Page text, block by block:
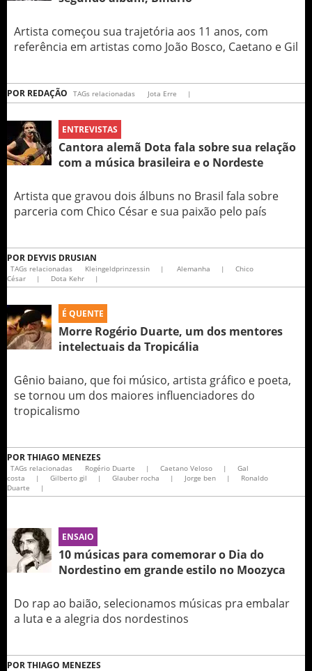
Artista começou sua trajetória aos 11 anos, com
referência em artistas como João Bosco, Caetano e Gil
POR REDAÇÃO TAGs relacionadas Jota Erre |
ENTREVISTAS
Cantora alemã Dota fala sobre sua relação
com a música brasileira e o Nordeste
Artista que gravou dois álbuns no Brasil fala sobre
parceria com Chico César e sua paixão pelo país
POR DEYVIS DRUSIAN
TAGs relacionadas Kleingeldprinzessin | Alemanha |
Chico
César
| Dota Kehr |
É QUENTE
Morre Rogério Duarte, um dos mentores
intelectuais da Tropicália
Gênio baiano, que foi músico, artista gráfico e poeta,
se tornou um dos maiores influenciadores do
tropicalismo
PORTHIAGO MENEZES
TAGs relacionadas Rogério Duarte | Caetano Veloso |
Gal
costa
| Gilberto gil | Glauber rocha | Jorge ben |
Ronaldo
Duarte
|
ENSAIO
10 músicas para comemorar o Dia do
Nordestino em grande estilo no Moozyca
Do rap ao baião, selecionamos músicas pra embalar
a luta e a alegria dos nordestinos
PORTHIAGO MENEZES